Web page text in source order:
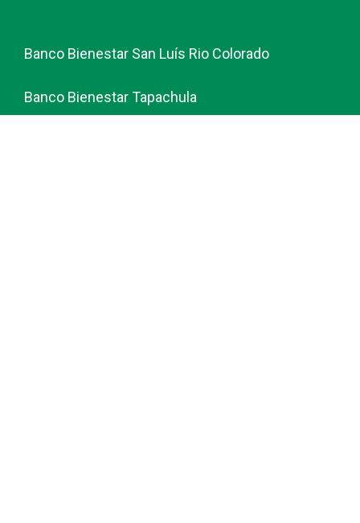
Banco Bienestar San Luís Rio Colorado
Banco Bienestar Tapachula